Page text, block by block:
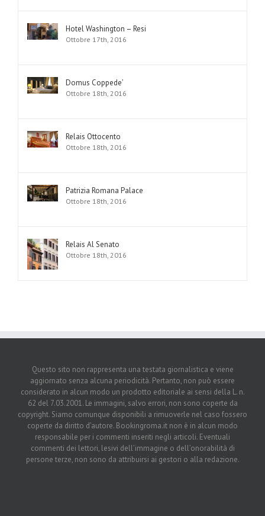
Hotel Washington – Resi
Ottobre 17th, 2016
Domus Coppede’
Ottobre 18th, 2016
Relais Ottocento
Ottobre 18th, 2016
Patrizia Romana Palace
Ottobre 18th, 2016
Relais Al Senato
Ottobre 18th, 2016
Questo sito non rappresenta una testata giornalistica e viene
aggiornato senza alcuna periodicità. Pertanto, non può essere
considerato in alcun modo un prodotto editoriale ai sensi della L. n.
62 del 7.03.2001. Le immagini, salvo errori, non sono coperte da
copyright. Siamo comunque disponibili a rimuoverle nel caso fossero
coperte da diritto d’autore. Bookingroma.it non è in alcun modo
responsabile per i commenti inseriti negli articoli. Eventuali
commenti dei lettori, lesivi dell’immagine o dell’onorabilità di
persone terze, non sono da attribuirsi ai gestori o alla redazione.